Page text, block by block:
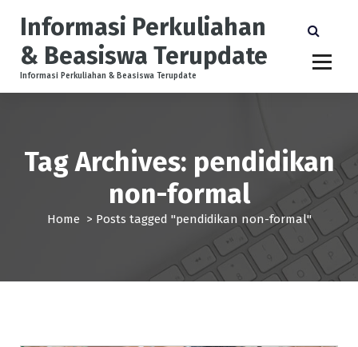
o
Informasi Perkuliahan
& Beasiswa Terupdate
Informasi Perkuliahan & Beasiswa Terupdate
Tag Archives: pendidikan
non-formal
Home > Posts tagged "pendidikan non-formal"